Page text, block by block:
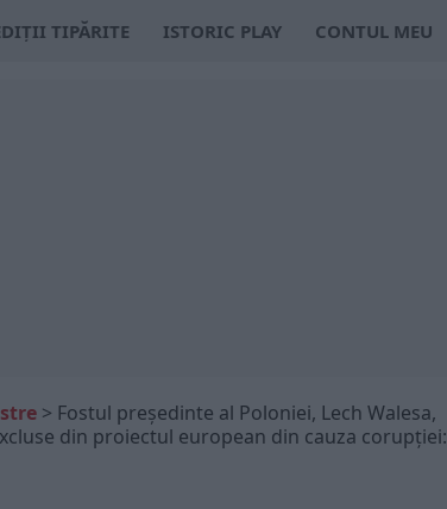
TIPĂRITE ISTORIC PLAY CONTUL MEU
> Fostul președinte al Poloniei, Lech Walesa,
din proiectul european din cauza corupției: